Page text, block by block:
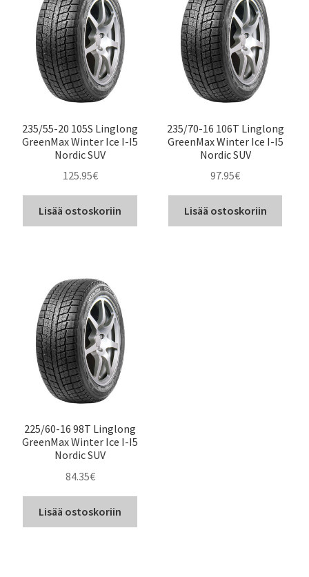
235/55-20 105S Linglong
GreenMax Winter Ice I-I5
Nordic SUV
125.95€
Lisää ostoskoriin
235/70-16 106T Linglong
GreenMax Winter Ice I-I5
Nordic SUV
97.95€
Lisää ostoskoriin
225/60-16 98T Linglong
GreenMax Winter Ice I-I5
Nordic SUV
84.35€
Lisää ostoskoriin